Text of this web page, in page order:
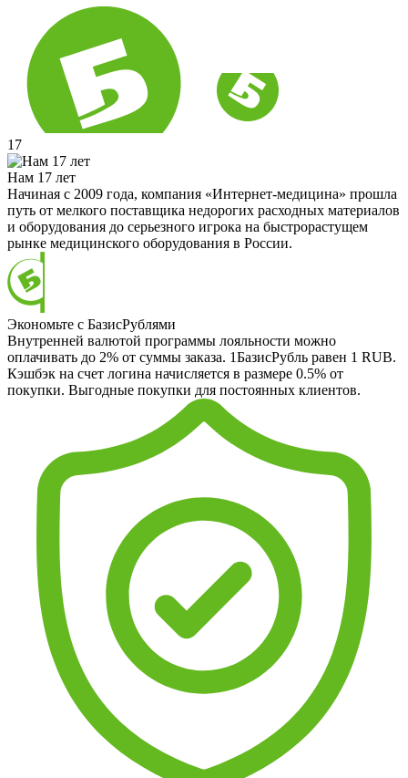
17
Нам 17 лет
Начиная с 2009 года, компания «Интернет-медицина» прошла
путь от мелкого поставщика недорогих расходных материалов
и оборудования до серьезного игрока на быстрорастущем
рынке медицинского оборудования в России.
Экономьте с БазисРублями
Внутренней валютой программы лояльности можно
оплачивать до 2% от суммы заказа. 1БазисРубль равен 1 RUB.
Кэшбэк на счет логина начисляется в размере 0.5% от
покупки. Выгодные покупки для постоянных клиентов.